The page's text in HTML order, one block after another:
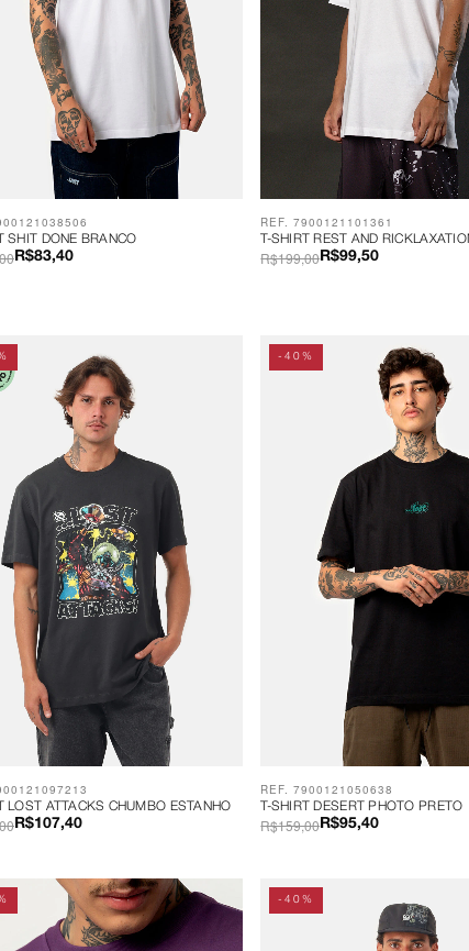
SHIT DONE BRANCO
R$83,40
T-SHIRT REST AND
R$99,50
R$199,00
REF. 7900121101361
LOST ATTACKS CHUMBO ESTANHO
R$107,40
T-SHIRT DESERT PHOTO PRETO
R$95,40
R$159,00
REF. 7900121050638
-40%
-40%